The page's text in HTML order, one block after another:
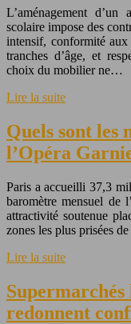
L’aménagement
scolaire impose des
intensif, conformité aux
tranches d’âge, et
choix du mobilier ne…
Lire la suite
Quels sont les
l’Opéra
Paris a accueilli 37,3
baromètre mensuel de
attractivité soutenue
zones les plus prisées
Lire la suite
Supermarchés
redonnent